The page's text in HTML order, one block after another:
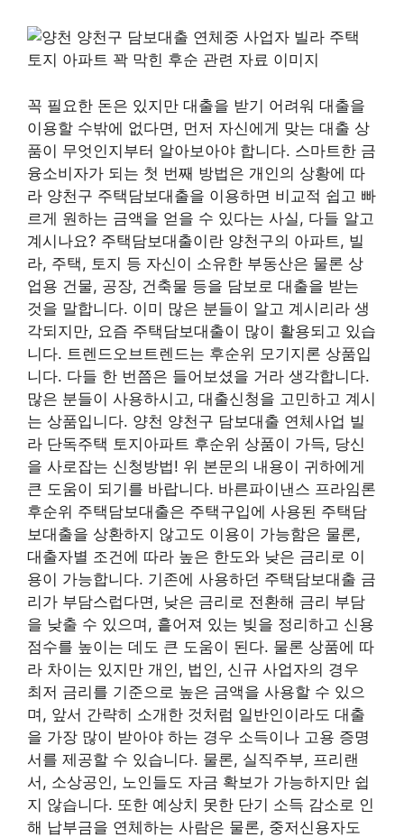
꼭 필요한 돈은 있지만 대출을 받기 어려워 대출을
이용할 수밖에 없다면, 먼저 자신에게 맞는 대출 상
품이 무엇인지부터 알아보아야 합니다. 스마트한 금
융소비자가 되는 첫 번째 방법은 개인의 상황에 따
라 양천구 주택담보대출을 이용하면 비교적 쉽고 빠
르게 원하는 금액을 얻을 수 있다는 사실, 다들 알고
계시나요? 주택담보대출이란 양천구의 아파트, 빌
라, 주택, 토지 등 자신이 소유한 부동산은 물론 상
업용 건물, 공장, 건축물 등을 담보로 대출을 받는
것을 말합니다. 이미 많은 분들이 알고 계시리라 생
각되지만, 요즘 주택담보대출이 많이 활용되고 있습
니다. 트렌드오브트렌드는 후순위 모기지론 상품입
니다. 다들 한 번쯤은 들어보셨을 거라 생각합니다.
많은 분들이 사용하시고, 대출신청을 고민하고 계시
는 상품입니다. 양천 양천구 담보대출 연체사업 빌
라 단독주택 토지아파트 후순위 상품이 가득, 당신
을 사로잡는 신청방법! 위 본문의 내용이 귀하에게
큰 도움이 되기를 바랍니다. 바른파이낸스 프라임론
후순위 주택담보대출은 주택구입에 사용된 주택담
보대출을 상환하지 않고도 이용이 가능함은 물론,
대출자별 조건에 따라 높은 한도와 낮은 금리로 이
용이 가능합니다. 기존에 사용하던 주택담보대출 금
리가 부담스럽다면, 낮은 금리로 전환해 금리 부담
을 낮출 수 있으며, 흩어져 있는 빚을 정리하고 신용
점수를 높이는 데도 큰 도움이 된다. 물론 상품에 따
라 차이는 있지만 개인, 법인, 신규 사업자의 경우
최저 금리를 기준으로 높은 금액을 사용할 수 있으
며, 앞서 간략히 소개한 것처럼 일반인이라도 대출
을 가장 많이 받아야 하는 경우 소득이나 고용 증명
서를 제공할 수 있습니다. 물론, 실직주부, 프리랜
서, 소상공인, 노인들도 자금 확보가 가능하지만 쉽
지 않습니다. 또한 예상치 못한 단기 소득 감소로 인
해 납부금을 연체하는 사람은 물론, 중저신용자도